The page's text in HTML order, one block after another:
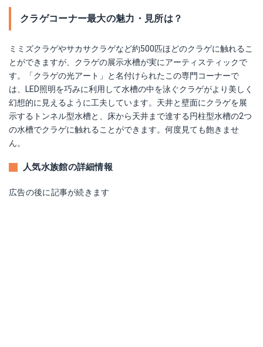
クラゲコーナー最大の魅力・見所は？
ミミズクラゲやサカサクラゲなど約500匹ほどのクラゲに触れるこ
とができますが、クラゲの展示水槽が実にアーティスティックで
す。「クラゲの光アート」と名付けられたこの専門コーナーで
は、LED照明を巧みに利用して水槽の中を泳ぐクラゲがより美しく
幻想的に見えるように工夫しています。天井と壁面にクラゲを展
示するトンネル型水槽と、床から天井まで達する円柱型水槽の2つ
の水槽でクラゲに触れることができます。何度見ても飽きませ
ん。
人気水族館の詳細情報
広告の後に記事が続きます